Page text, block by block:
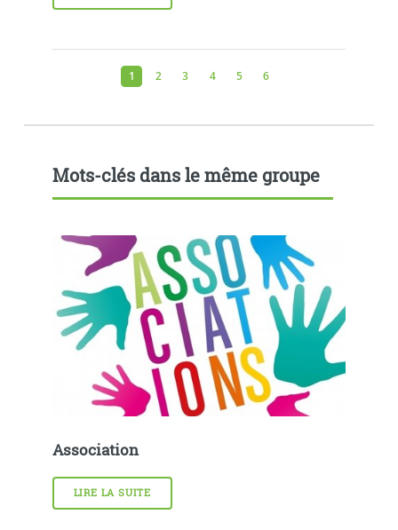
1 2 3 4 5 6
Mots-clés dans le même groupe
Association
LIRE LA SUITE